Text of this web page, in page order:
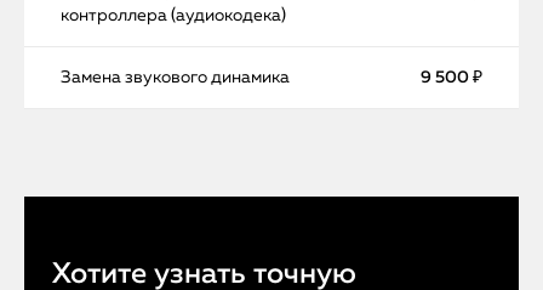
контроллера (аудиокодека)
Замена звукового динамика 9 500 ₽
Хотите узнать точную